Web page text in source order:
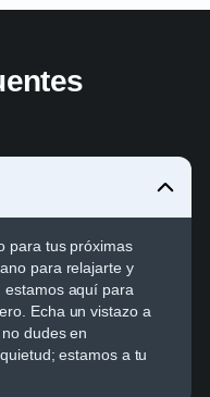
para tus próximas
para relajarte y
estamos aquí para
Echa un vistazo a
dudes en
estamos a tu